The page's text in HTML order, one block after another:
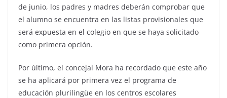
de junio, los padres y madres deberán comprobar que
el alumno se encuentra en las listas provisionales que
será expuesta en el colegio en que se haya solicitado
como primera opción.
Por último, el concejal Mora ha recordado que este año
se ha aplicará por primera vez el programa de
educación plurilingüe en los centros escolares